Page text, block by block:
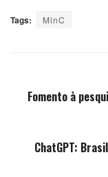
Tags: MinC
Fomento à
ChatGPT: